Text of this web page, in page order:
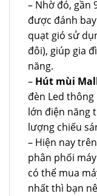
– Nhờ đó, gần
được đánh
quạt gió sử
đôi), giúp gia
năng.
– Hút mùi
đèn Led
lớn điện năng
lượng chiếu
– Hiện nay
phân phối
có thể mua
nhất thì bạn